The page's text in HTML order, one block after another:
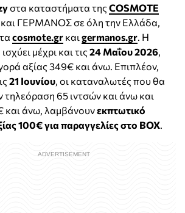
στα καταστήματα της COSMOTE
και ΓΕΡΜΑΝΟΣ σε όλη την Ελλάδα,
cosmote.gr και germanos.gr. Η
μέχρι και τις 24 Μαΐου 2026,
αξίας 349€ και άνω. Επιπλέον,
21 Ιουνίου, οι καταναλωτές που θα
65 ιντσών και άνω και
και άνω, λαμβάνουνεκπτωτικό
100€ για παραγγελίες στο BOX.